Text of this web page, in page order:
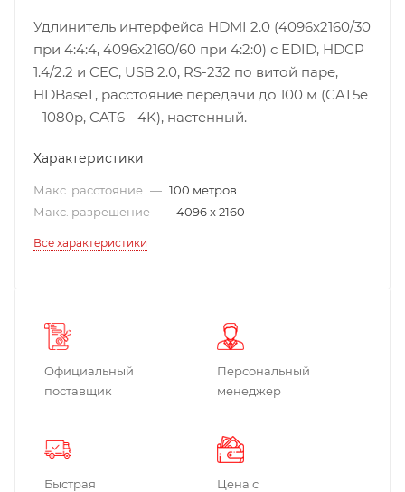
Удлинитель интерфейса HDMI 2.0 (4096x2160/30
при 4:4:4, 4096x2160/60 при 4:2:0) с EDID, HDCP
1.4/2.2 и CEC, USB 2.0, RS-232 по витой паре,
HDBaseT, расстояние передачи до 100 м (CAT5e
- 1080p, CAT6 - 4K), настенный.
Характеристики
Макс. расстояние — 100 метров
Макс. разрешение — 4096 x 2160
Все характеристики
Официальный
поставщик
Персональный
менеджер
Быстрая
Цена с